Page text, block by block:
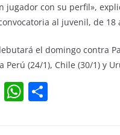
jugador con su perfil»,
al juvenil, de 18
el domingo contra
Perú (24/1), Chile (30/1) y
T
w
W
h